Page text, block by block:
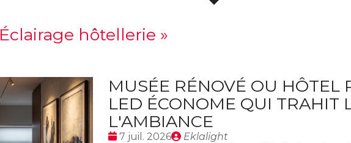
Éclairage hôtellerie »
MUSÉE RÉNOVÉ OU HÔTEL
LED ÉCONOME QUI TRAHIT
L'AMBIANCE
Date
7 juil. 2026
Publié
Eklalight